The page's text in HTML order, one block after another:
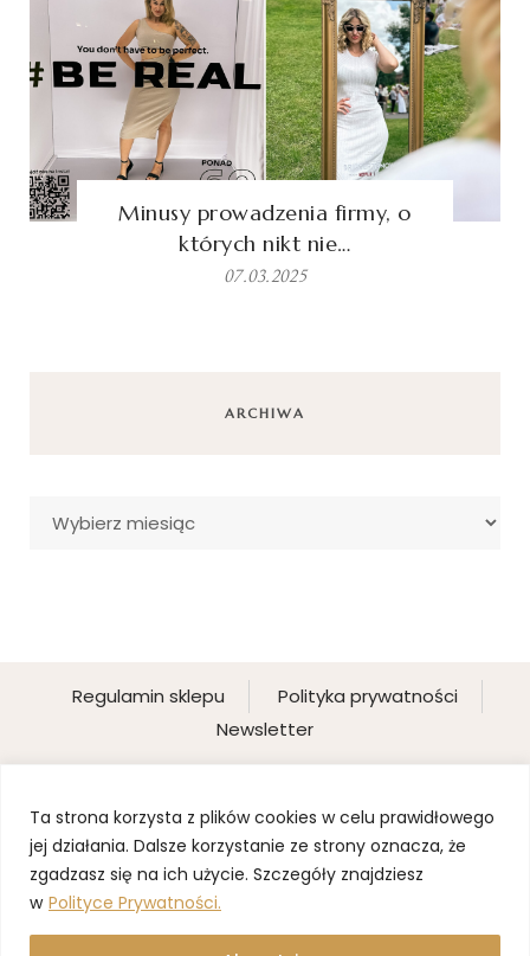
Ta strona korzysta z plików cookies w celu prawidłowego
jej działania. Dalsze korzystanie ze strony oznacza, że
zgadzasz się na ich użycie. Szczegóły znajdziesz
w Polityce Prywatności.
Minusy prowadzenia firmy, o
których nikt nie…
07.03.2025
ARCHIWA
Regulamin sklepu
Polityka prywatności
Newsletter